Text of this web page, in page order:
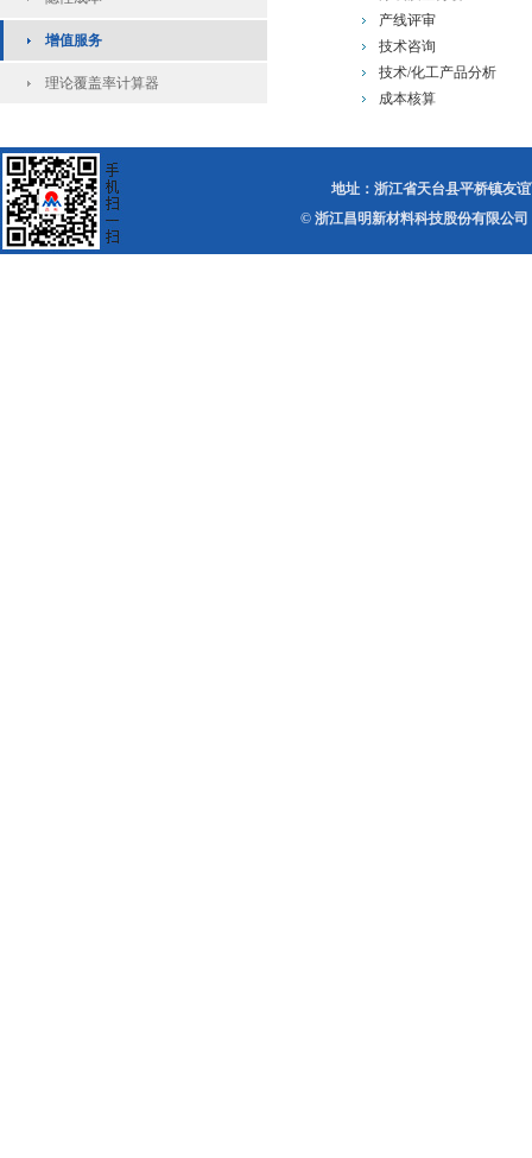
增值服务
理论覆盖率计算器
产线评审
技术咨询
技术/化工产品分析
成本核算
地址：浙江省天台县平桥镇友
© 浙江昌明新材料科技股份有限公司